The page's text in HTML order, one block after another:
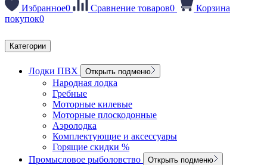
Избранное0 Сравнение товаров0
Корзина
покупок0
Категории
Лодки ПВХ Открыть подменю
Народная лодка
Гребные
Моторные килевые
Моторные плоскодонные
Аэролодка
Комплектующие и аксессуары
Горящие скидки %
Промысловое рыболовство
Открыть подменю